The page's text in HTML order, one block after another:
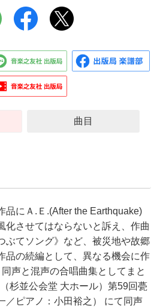
曲目
品にＡ.Ｅ.(After the Earthquake)
化させてはならないと訴え、作曲
ぶてソング》など、被災地や故郷
品の続編として、異なる機会に作
声と混声の合唱曲集としてまと
杉並公会堂 大ホール）第59回甍
／ピアノ：小田裕之） にて同声